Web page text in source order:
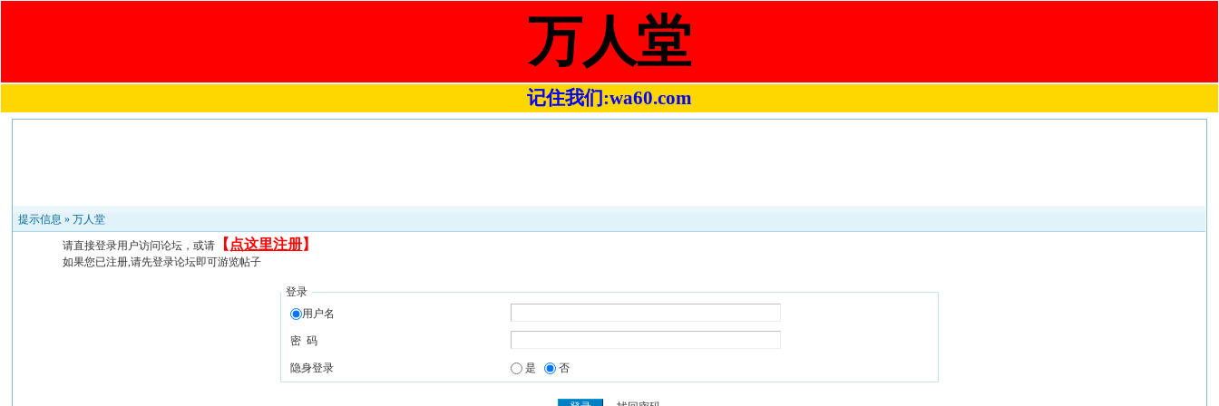
万人堂
记住我们:wa60.com
提示信息 »万人堂
请直接登录用户访问论坛，或请 【 点这里注册】
如果您已注册,请先登录论坛即可游览帖子
登录
用户名
密 码
隐身登录 是 否